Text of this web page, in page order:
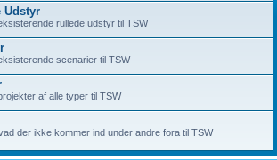
Udstyr
rullede udstyr til TSW
scenarier til TSW
af alle typer til TSW
der ikke kommer ind under andre fora til TSW